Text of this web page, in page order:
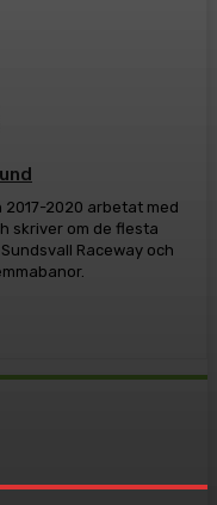
2020 arbetat med
skriver om de flesta
Raceway och